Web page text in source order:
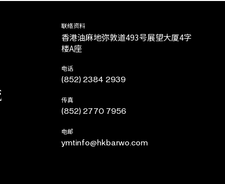
联络资料
香港油麻地弥敦道493号展望大厦4字
楼A座
电话
(852) 2384 2939
传真
(852) 2770 7956
电邮
ymtinfo@hkbarwo.com